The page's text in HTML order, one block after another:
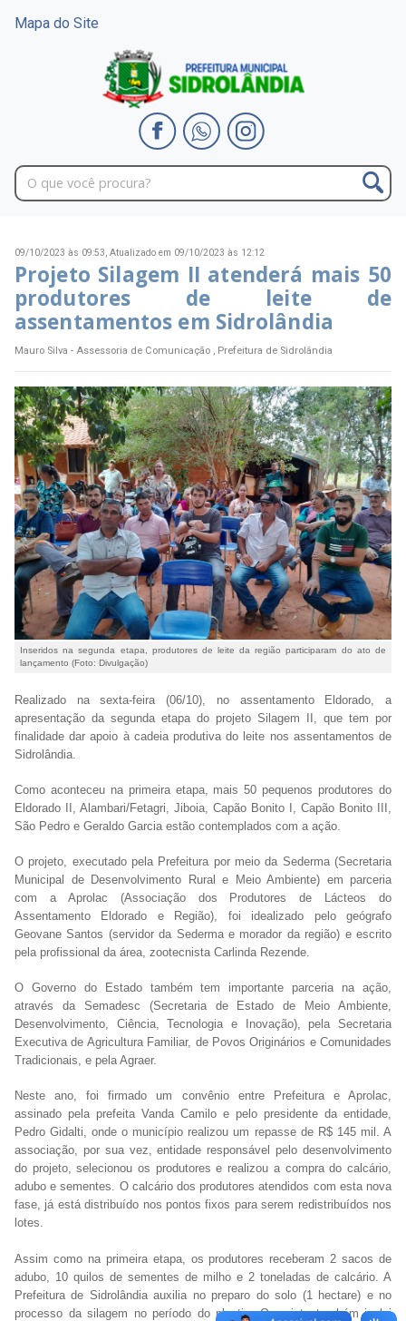
Mapa do Site
09/10/2023 às 09:53, Atualizado em 09/10/2023 às 12:12
Projeto Silagem II atenderá mais 50
produtores de leite de
assentamentos em Sidrolândia
Mauro Silva - Assessoria de Comunicação , Prefeitura de Sidrolândia
Inseridos na segunda etapa, produtores de leite da região participaram do ato de
lançamento (Foto: Divulgação)
Realizado na sexta-feira (06/10), no assentamento Eldorado, a
apresentação da segunda etapa do projeto Silagem II, que tem por
finalidade dar apoio à cadeia produtiva do leite nos assentamentos de
Sidrolândia.
Como aconteceu na primeira etapa, mais 50 pequenos produtores do
Eldorado II, Alambari/Fetagri, Jiboia, Capão Bonito I, Capão Bonito III,
São Pedro e Geraldo Garcia estão contemplados com a ação.
O projeto, executado pela Prefeitura por meio da Sederma (Secretaria
Municipal de Desenvolvimento Rural e Meio Ambiente) em parceria
com a Aprolac (Associação dos Produtores de Lácteos do
Assentamento Eldorado e Região), foi idealizado pelo geógrafo
Geovane Santos (servidor da Sederma e morador da região) e escrito
pela profissional da área, zootecnista Carlinda Rezende.
O Governo do Estado também tem importante parceria na ação,
através da Semadesc (Secretaria de Estado de Meio Ambiente,
Desenvolvimento, Ciência, Tecnologia e Inovação), pela Secretaria
Executiva de Agricultura Familiar, de Povos Originários e Comunidades
Tradicionais, e pela Agraer.
Neste ano, foi firmado um convênio entre Prefeitura e Aprolac,
assinado pela prefeita Vanda Camilo e pelo presidente da entidade,
Pedro Gidalti, onde o município realizou um repasse de R$ 145 mil. A
associação, por sua vez, entidade responsável pelo desenvolvimento
do projeto, selecionou os produtores e realizou a compra do calcário,
adubo e sementes. O calcário dos produtores atendidos com esta nova
fase, já está distribuído nos pontos fixos para serem redistribuídos nos
lotes.
Assim como na primeira etapa, os produtores receberam 2 sacos de
adubo, 10 quilos de sementes de milho e 2 toneladas de calcário. A
Prefeitura de Sidrolândia auxilia no preparo do solo (1 hectare) e no
processo da silagem no período do plantio. O projeto também inclui